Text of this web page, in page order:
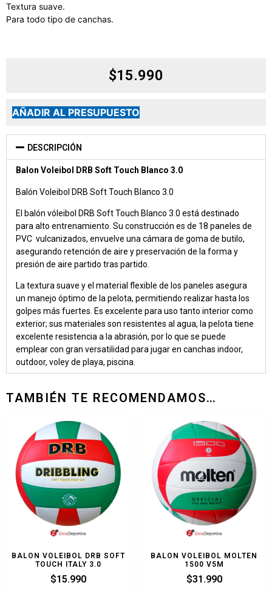
Textura suave.
Para todo tipo de canchas.
$15.990
AÑADIR AL PRESUPUESTO
DESCRIPCIÓN
Balon Voleibol DRB Soft Touch Blanco 3.0
Balón Voleibol DRB Soft Touch Blanco 3.0
El balón vóleibol DRB Soft Touch Blanco 3.0 está destinado
para alto entrenamiento. Su construcción es de 18 paneles de
PVC vulcanizados, envuelve una cámara de goma de butilo,
asegurando retención de aire y preservación de la forma y
presión de aire partido tras partido.
La textura suave y el material flexible de los paneles asegura
un manejo óptimo de la pelota, permitiendo realizar hasta los
golpes más fuertes. Es excelente para uso tanto interior como
exterior; sus materiales son resistentes al agua, la pelota tiene
excelente resistencia a la abrasión, por lo que se puede
emplear con gran versatilidad para jugar en canchas indoor,
outdoor, voley de playa, piscina.
TAMBIÉN TE RECOMENDAMOS…
BALON VOLEIBOL DRB SOFT
TOUCH ITALY 3.0
$15.990
BALON VOLEIBOL MOLTEN
1500 V5M
$31.990